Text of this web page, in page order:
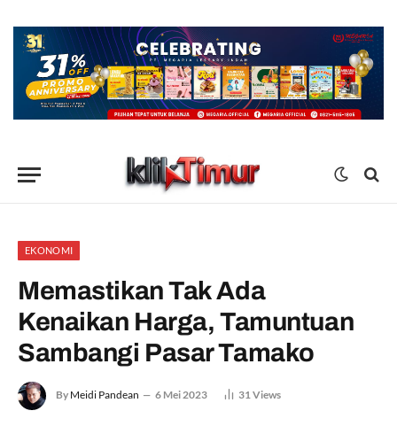
EKONOMI
Memastikan Tak Ada
Kenaikan Harga, Tamuntuan
Sambangi Pasar Tamako
By Meidi Pandean 6 Mei 2023 31 Views